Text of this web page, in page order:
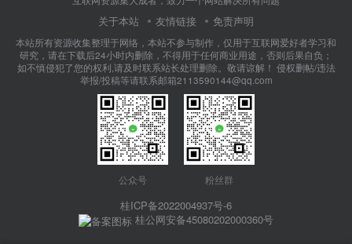
关于本站 友情链接 免责声明
本站所有资源收集整理于网络，本站不参与制作，仅用于互联网爱好者学习和
研究，请在下载后24小时内删除，不得用于任何商业用途，否则后果自负；
如不慎侵犯了您的权利,请及时联系站长处理删除。敬请谅解！ 侵权删帖/违法
举报/投稿等请联系邮箱2113590144@qq.com
公众号 粉丝群
桂ICP备2022004937号-6
桂公网安备45080202000360号